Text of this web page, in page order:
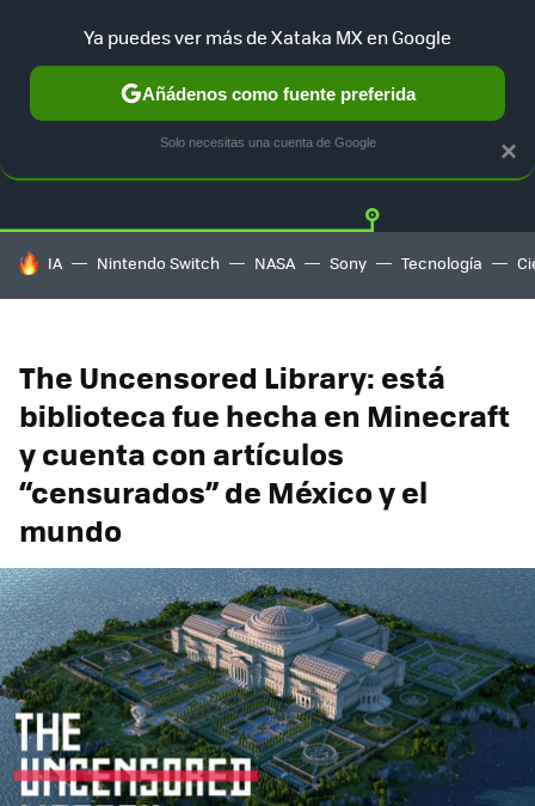
Twitter
HOY SE HABLA DE
IA Nintendo Switch NASA Sony Tecnología
The Uncensored Library: está
biblioteca fue hecha en Minecraft
y cuenta con artículos
“censurados” de México y el
mundo
×
Ya puedes ver más de Xataka MX en Google
Añádenos como fuente preferida
Solo necesitas una cuenta de Google